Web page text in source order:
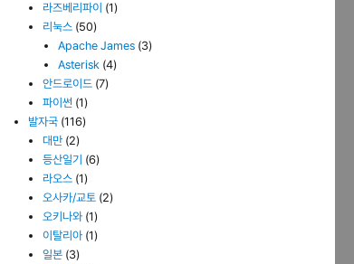
라즈베리파이 (1)
리눅스 (50)
Apache James(3)
Asterisk(4)
안드로이드 (7)
파이썬 (1)
발자국 (116)
대만 (2)
등산일기 (6)
라오스 (1)
오사카/교토 (2)
오키나와 (1)
이탈리아 (1)
일본 (3)